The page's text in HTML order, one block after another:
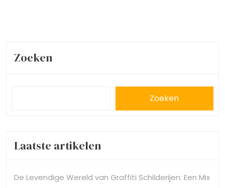
Zoeken
Zoeken
Laatste artikelen
De Levendige Wereld van Graffiti Schilderijen: Een Mix